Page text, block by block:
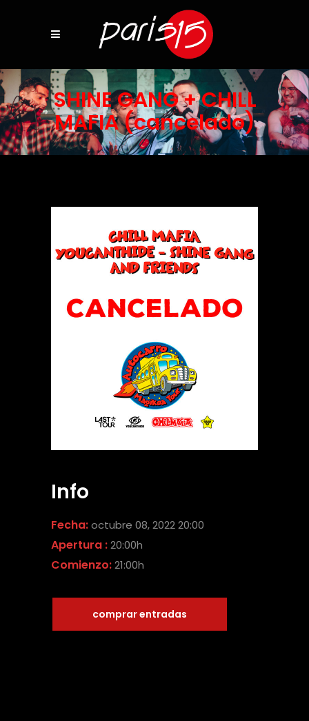
SHINE GANG + CHILL
MAFIA (cancelado)
Info
Fecha:octubre 08, 2022 20:00
Apertura :20:00h
Comienzo:21:00h
comprar entradas